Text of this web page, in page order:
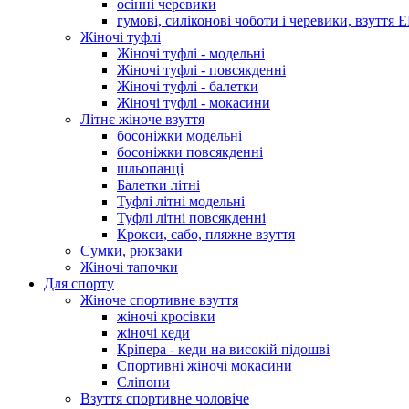
осінні черевики
гумові, силіконові чоботи і черевики, взуття
Жіночі туфлі
Жіночі туфлі - модельні
Жіночі туфлі - повсякденні
Жіночі туфлі - балетки
Жіночі туфлі - мокасини
Літнє жіноче взуття
босоніжки модельні
босоніжки повсякденні
шльопанці
Балетки літні
Туфлі літні модельні
Туфлі літні повсякденні
Крокси, сабо, пляжне взуття
Сумки, рюкзаки
Жіночі тапочки
Для спорту
Жіноче спортивне взуття
жіночі кросівки
жіночі кеди
Кріпера - кеди на високій підошві
Спортивні жіночі мокасини
Сліпони
Взуття спортивне чоловіче